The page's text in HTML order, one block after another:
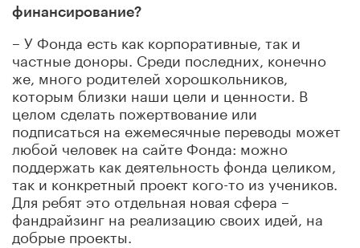
финансирование?
– У Фонда есть как корпоративные, так и
частные доноры. Среди последних, конечно
же, много родителей хорошкольников,
которым близки наши цели и ценности. В
целом сделать пожертвование или
подписаться на ежемесячные переводы может
любой человек на сайте Фонда: можно
поддержать как деятельность фонда целиком,
так и конкретный проект кого-то из учеников.
Для ребят это отдельная новая сфера –
фандрайзинг на реализацию своих идей, на
добрые проекты.